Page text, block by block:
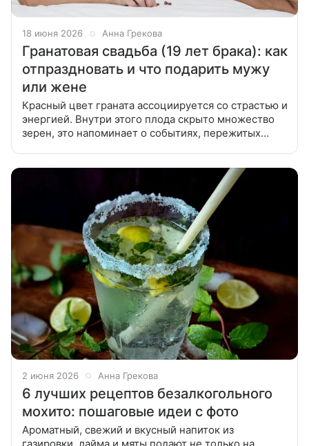
18 июня 2026 Анна Грекова
Гранатовая свадьба (19 лет брака): как
отпраздновать и что подарить мужу
или жене
Красный цвет граната ассоциируется со страстью и
энергией. Внутри этого плода скрыто множество
зерен, это напоминает о событиях, пережитых
2 июня 2026 Анна Грекова
6 лучших рецептов безалкогольного
мохито: пошаговые идеи с фото
Ароматный, свежий и вкусный напиток из
газировки, лайма и мяты подают не только на